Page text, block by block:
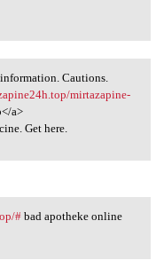
Cautions.
mirtazapine-
a>
Get here.
#
#bad apotheke online